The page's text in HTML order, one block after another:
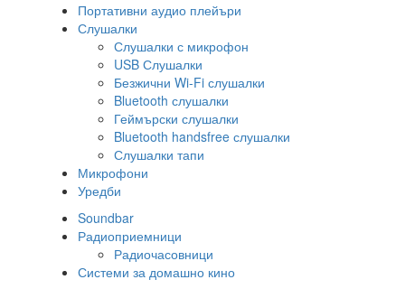
Портативни аудио плейъри
Слушалки
Слушалки с микрофон
USB Слушалки
Безжични Wi-Fi слушалки
Bluetooth слушалки
Геймърски слушалки
Bluetooth handsfree слушалки
Слушалки тапи
Микрофони
Уредби
Soundbar
Радиоприемници
Радиочасовници
Системи за домашно кино